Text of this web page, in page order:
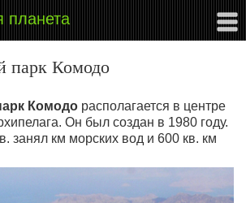
планета
парк Комодо
Комодо располагается в центре
Он был создан в 1980 году.
занял км морских вод и 600 кв. км